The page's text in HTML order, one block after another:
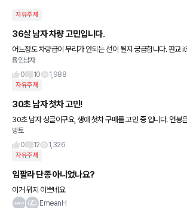
자유주제
36살 남자 차량 고민입니다.
어느정도 차량급이 무리가 안되는 선이 될지 궁금합니다. 판교 it회사 근무하고 36살 남자
이며 결혼했고 아직 아이는 없습니다. 그때 그때 얼마나 추가근
월 650에서 플러스
용인남자
0
10 1,988
자유주제
30초 남자 첫차 고민!
30초 남자 싱글이구요, 생애 첫차 구매를 고민 중 입니다. 연봉은 세후 1억 정도 되고, 예
산은 취등록세 포함 5000정도 잡고 있는데요... 집이 없어서 예
하지만
방토
0
12 1,326
자유주제
임팔라 단종 아니었나요?
이거 뭐지 이쁘네요
EmeanH